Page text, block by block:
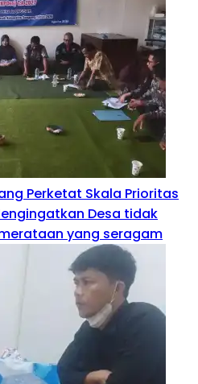
Perketat Skala Prioritas
Desa tidak
yang seragam